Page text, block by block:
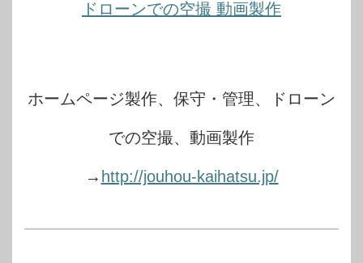
ホームページ製作、保守・管理、ドローン
での空撮、動画製作
→ http://jouhou-kaihatsu.jp/